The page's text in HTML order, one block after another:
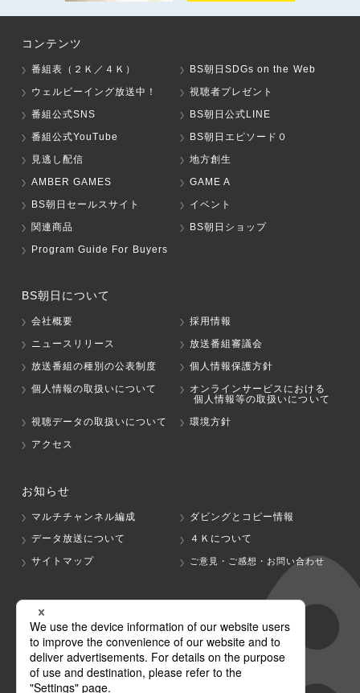
コンテンツ
番組表（２Ｋ／４Ｋ）
BS朝日SDGs on the Web
ウェルビーイング放送中！
視聴者プレゼント
番組公式SNS
BS朝日公式LINE
番組公式YouTube
BS朝日エピソード０
見逃し配信
地方創生
AMBER GAMES
GAME A
BS朝日セールスサイト
イベント
関連商品
BS朝日ショップ
Program Guide For Buyers
BS朝日について
会社概要
採用情報
ニュースリリース
放送番組審議会
放送番組の種別の公表制度
個人情報保護方針
個人情報の取扱いについて
オンラインサービスにおける
個人情報等の取扱いについて
視聴データの取扱いについて
環境方針
アクセス
お知らせ
マルチチャンネル編成
ダビングとコピー情報
データ放送について
４Ｋについて
サイトマップ
ご意見・ご感想・お問い合わせ
グループ会社
テレビ朝日 テレ朝チャンネル